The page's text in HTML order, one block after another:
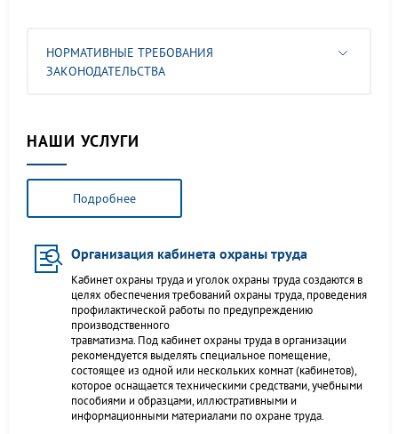
НОРМАТИВНЫЕ ТРЕБОВАНИЯ
ЗАКОНОДАТЕЛЬСТВА
НАШИ УСЛУГИ
Подробнее
Организация кабинета охраны труда
Кабинет охраны труда и уголок охраны труда создаются в
целях обеспечения требований охраны труда, проведения
профилактической работы по предупреждению
производственного
травматизма. Под кабинет охраны труда в организации
рекомендуется выделять специальное помещение,
состоящее из одной или нескольких комнат (кабинетов),
которое оснащается техническими средствами, учебными
пособиями и образцами, иллюстративными и
информационными материалами по охране труда.